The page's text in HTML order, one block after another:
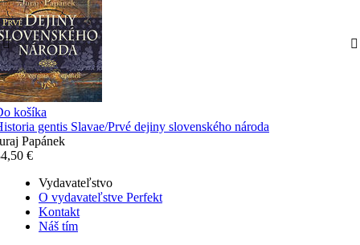
košíka
gentis Slavae/Prvé dejiny slovenského národa
Papánek
€
Vydavateľstvo
O vydavateľstve Perfekt
Kontakt
Náš tím